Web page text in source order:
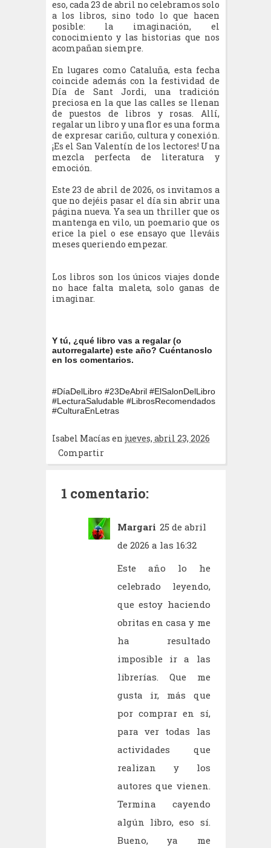
eso, cada 23 de abril no celebramos solo
a los libros, sino todo lo que hacen
posible: la imaginación, el
conocimiento y las historias que nos
acompañan siempre.
En lugares como Cataluña, esta fecha
coincide además con la festividad de
Día de Sant Jordi, una tradición
preciosa en la que las calles se llenan
de puestos de libros y rosas. Allí,
regalar un libro y una flor es una forma
de expresar cariño, cultura y conexión.
¡Es el San Valentín de los lectores! Una
mezcla perfecta de literatura y
emoción.
Este 23 de abril de 2026, os invitamos a
que no dejéis pasar el día sin abrir una
página nueva. Ya sea un thriller que os
mantenga en vilo, un poemario que os
erice la piel o ese ensayo que lleváis
meses queriendo empezar.
Los libros son los únicos viajes donde
no hace falta maleta, solo ganas de
imaginar.
Y tú, ¿qué libro vas a regalar (o
autorregalarte) este año? Cuéntanoslo
en los comentarios.
#DíaDelLibro #23DeAbril #ElSalonDelLibro
#LecturaSaludable #LibrosRecomendados
#CulturaEnLetras
Isabel Macías en jueves, abril 23, 2026
Compartir
1 comentario:
Margari 25 de abril
de 2026 a las 16:32
Este año lo he
celebrado leyendo,
que estoy haciendo
obritas en casa y me
ha resultado
imposible ir a las
librerías. Que me
gusta ir, más que
por comprar en sí,
para ver todas las
actividades que
realizan y los
autores que vienen.
Termina cayendo
algún libro, eso sí.
Bueno, ya me